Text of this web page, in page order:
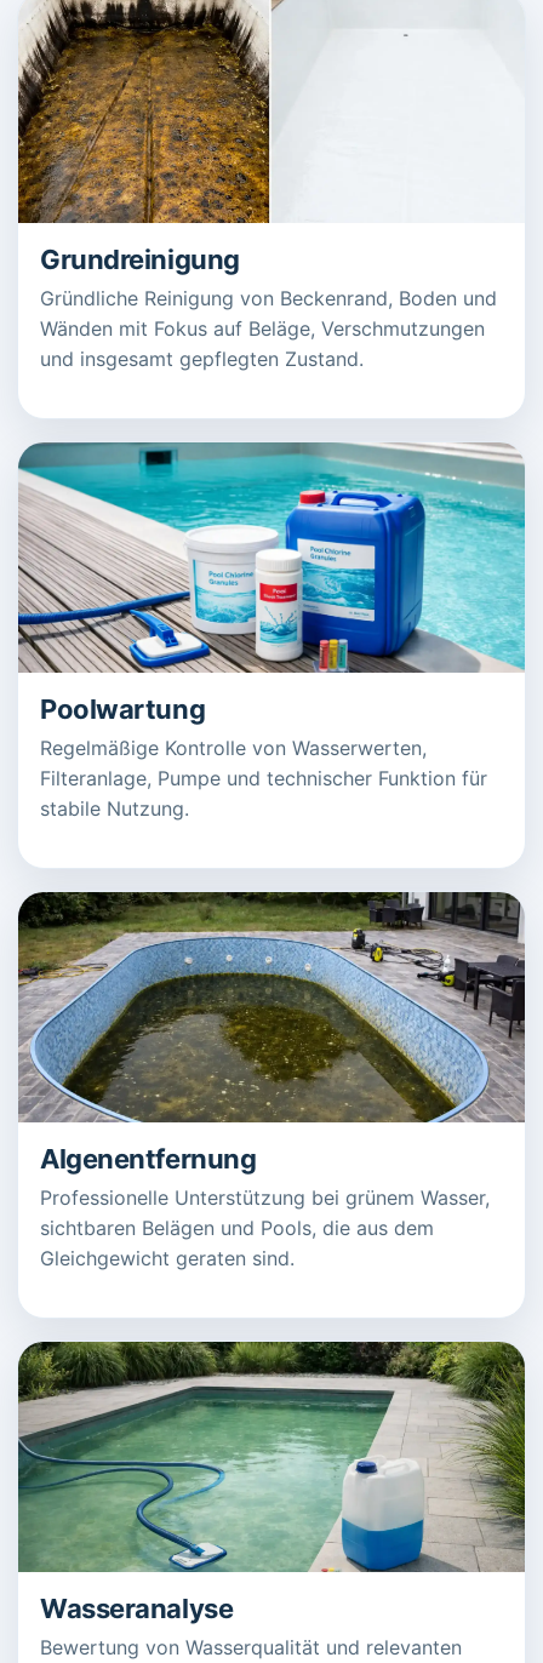
Grundreinigung
Gründliche Reinigung von Beckenrand, Boden und
Wänden mit Fokus auf Beläge, Verschmutzungen
und insgesamt gepflegten Zustand.
Poolwartung
Regelmäßige Kontrolle von Wasserwerten,
Filteranlage, Pumpe und technischer Funktion für
stabile Nutzung.
Algenentfernung
Professionelle Unterstützung bei grünem Wasser,
sichtbaren Belägen und Pools, die aus dem
Gleichgewicht geraten sind.
Wasseranalyse
Bewertung von Wasserqualität und relevanten